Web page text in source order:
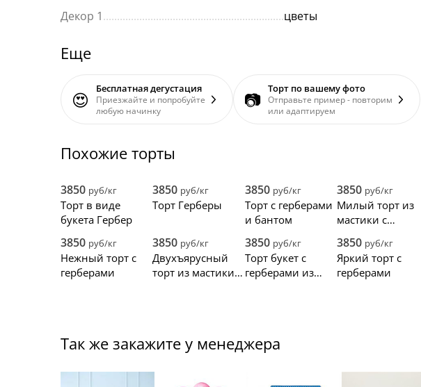
Декор 1.................................................................цветы
Еще
😍 Бесплатная дегустация
Приезжайте и попробуйте
любую начинку
📷 Торт по вашему фото
Отправьте пример - повторим
или адаптируем
Похожие торты
3850 руб/кг
Торт в виде
букета Гербер
3850 руб/кг
Торт Герберы
3850 руб/кг
Торт с герберами
и бантом
3850 руб/кг
Милый торт из
мастики с
3850 руб/кг
Нежный торт с
герберами
3850 руб/кг
Двухъярусный
торт из мастики с
3850 руб/кг
Торт букет с
герберами из
3850 руб/кг
Яркий торт с
герберами
Так же закажите у менеджера